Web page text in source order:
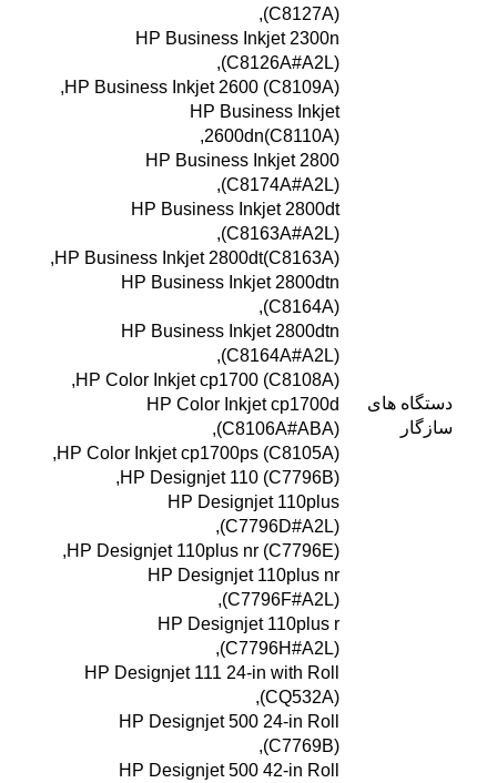
دستگاه های
سازگار
(C8127A),
HP Business Inkjet 2300n
(C8126A#A2L),
HP Business Inkjet 2600 (C8109A),
HP Business Inkjet
2600dn(C8110A),
HP Business Inkjet 2800
(C8174A#A2L),
HP Business Inkjet 2800dt
(C8163A#A2L),
HP Business Inkjet 2800dt(C8163A),
HP Business Inkjet 2800dtn
(C8164A),
HP Business Inkjet 2800dtn
(C8164A#A2L),
HP Color Inkjet cp1700 (C8108A),
HP Color Inkjet cp1700d
(C8106A#ABA),
HP Color Inkjet cp1700ps (C8105A),
HP Designjet 110 (C7796B),
HP Designjet 110plus
(C7796D#A2L),
HP Designjet 110plus nr (C7796E),
HP Designjet 110plus nr
(C7796F#A2L),
HP Designjet 110plus r
(C7796H#A2L),
HP Designjet 111 24-in with Roll
(CQ532A),
HP Designjet 500 24-in Roll
(C7769B),
HP Designjet 500 42-in Roll